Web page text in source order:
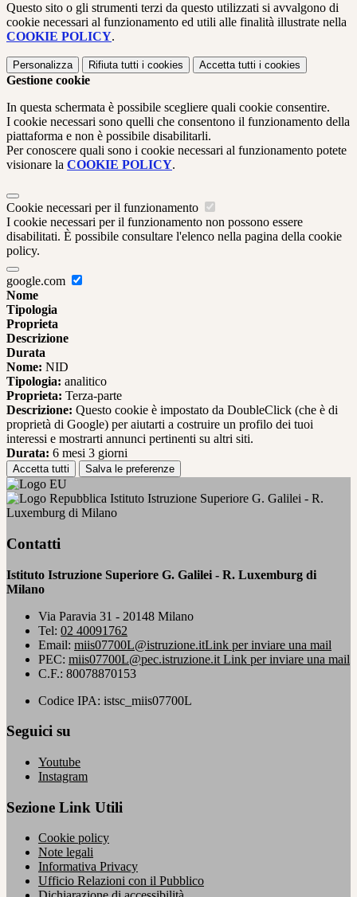
Questo sito o gli strumenti terzi da questo utilizzati si avvalgono di
cookie necessari al funzionamento ed utili alle finalità illustrate nella
COOKIE POLICY.
Personalizza Rifiuta tutti i cookies Accetta tutti i cookies
Gestione cookie
In questa schermata è possibile scegliere quali cookie consentire.
I cookie necessari sono quelli che consentono il funzionamento della
piattaforma e non è possibile disabilitarli.
Per conoscere quali sono i cookie necessari al funzionamento potete
visionare la COOKIE POLICY.
Cookie necessari per il funzionamento
I cookie necessari per il funzionamento non possono essere
disabilitati. È possibile consultare l'elenco nella pagina della cookie
policy.
google.com
Nome
Tipologia
Proprieta
Descrizione
Durata
Nome: NID
Tipologia: analitico
Proprieta: Terza-parte
Descrizione: Questo cookie è impostato da DoubleClick (che è di
proprietà di Google) per aiutarti a costruire un profilo dei tuoi
interessi e mostrarti annunci pertinenti su altri siti.
Durata: 6 mesi 3 giorni
Accetta tutti Salva le preferenze
Istituto Istruzione Superiore G. Galilei - R.
Luxemburg di Milano
Contatti
Istituto Istruzione Superiore G. Galilei - R. Luxemburg di
Milano
Via Paravia 31 - 20148 Milano
Tel: 02 40091762
Email: miis07700L@istruzione.itLink per inviare una mail
PEC: miis07700L@pec.istruzione.it Link per inviare una mail
C.F.: 80078870153
Codice IPA: istsc_miis07700L
Seguici su
Youtube
Instagram
Sezione Link Utili
Cookie policy
Note legali
Informativa Privacy
Ufficio Relazioni con il Pubblico